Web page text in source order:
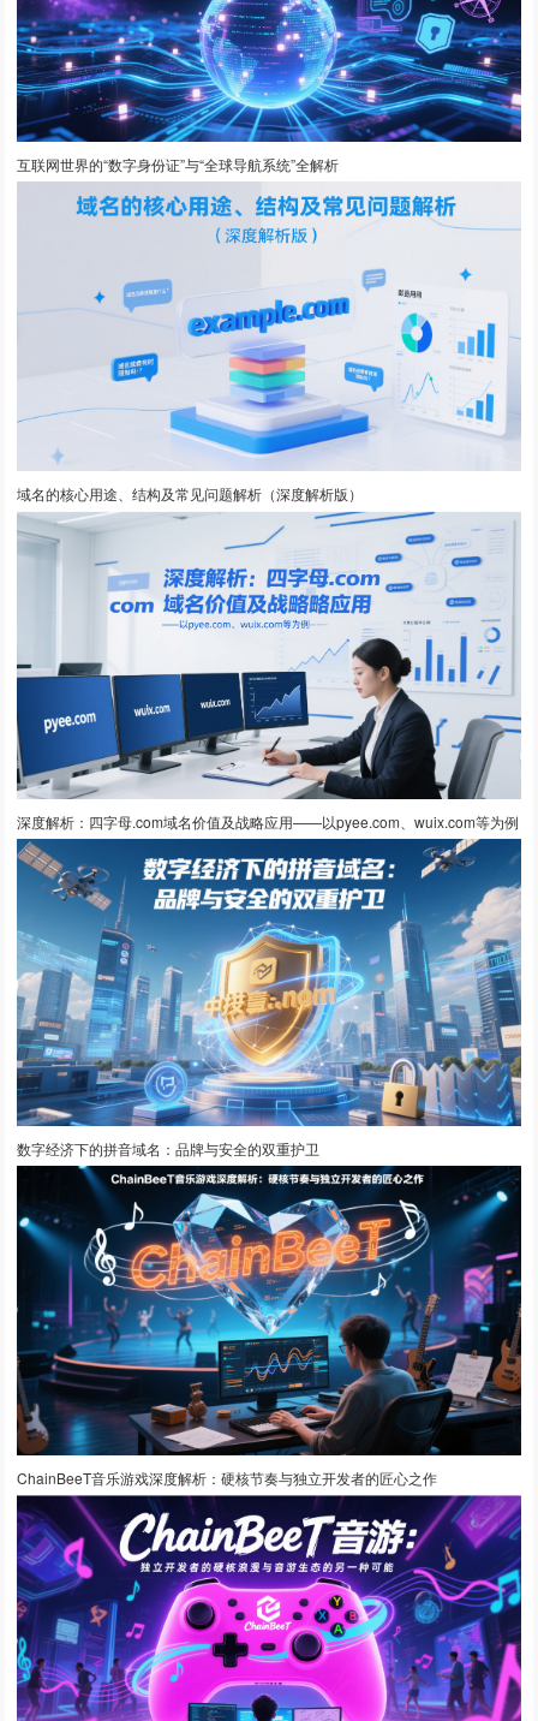
互联网世界的“数字身份证”与“全球导航系统”全解析
域名的核心用途、结构及常见问题解析（深度解析版）
深度解析：四字母.com域名价值及战略应用——以pyee.com、wuix.com等为例
数字经济下的拼音域名：品牌与安全的双重护卫
ChainBeeT音乐游戏深度解析：硬核节奏与独立开发者的匠心之作